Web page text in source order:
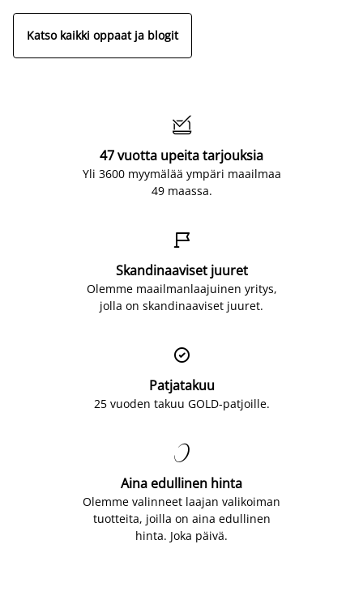
Katso kaikki oppaat ja blogit

47 vuotta upeita tarjouksia
Yli 3600 myymälää ympäri maailmaa
49 maassa.

Skandinaaviset juuret
Olemme maailmanlaajuinen yritys,
jolla on skandinaaviset juuret.

Patjatakuu
25 vuoden takuu GOLD-patjoille.

Aina edullinen hinta
Olemme valinneet laajan valikoiman
tuotteita, joilla on aina edullinen
hinta. Joka päivä.